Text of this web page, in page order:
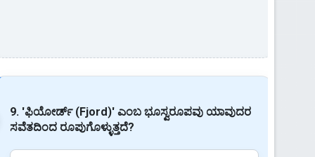
9. 'ಫಿಯೋರ್ಡ್ (Fjord)' ಎಂಬ ಭೂಸ್ವರೂಪವು ಯಾವುದರ
ಸವೆತದಿಂದ ರೂಪುಗೊಳ್ಳುತ್ತದೆ?